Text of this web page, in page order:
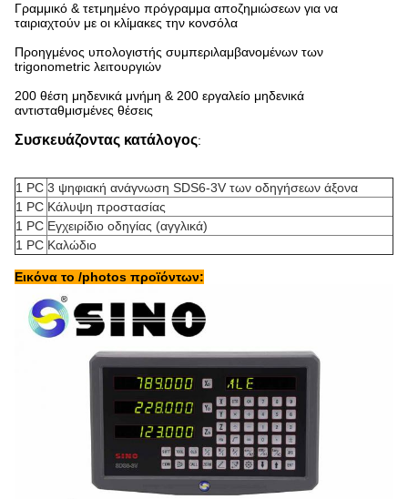
Γραμμικό & τετμημένο πρόγραμμα αποζημιώσεων για να
ταιριαχτούν με οι κλίμακες την κονσόλα
Προηγμένος υπολογιστής συμπεριλαμβανομένων των
trigonometric λειτουργιών
200 θέση μηδενικά μνήμη & 200 εργαλείο μηδενικά
αντισταθμισμένες θέσεις
Συσκευάζοντας κατάλογος:
1 PC 3 ψηφιακή ανάγνωση SDS6-3V των οδηγήσεων άξονα
1 PC Κάλυψη προστασίας
1 PC Εγχειρίδιο οδηγίας (αγγλικά)
1 PC Καλώδιο
Εικόνα το /photos προϊόντων: